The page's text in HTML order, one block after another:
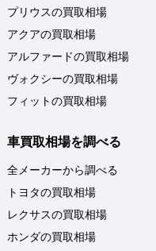
プリウスの買取相場
アクアの買取相場
アルファードの買取相場
ヴォクシーの買取相場
フィットの買取相場
車買取相場を調べる
全メーカーから調べる
トヨタの買取相場
レクサスの買取相場
ホンダの買取相場